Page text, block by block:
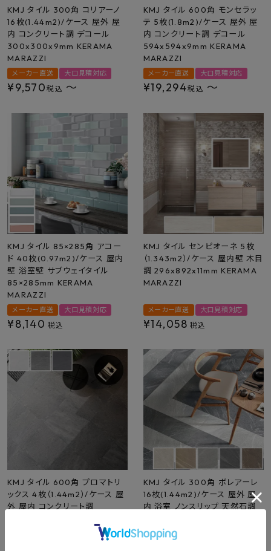
KMJ タイル 300角 コリアーノ
16枚(1.44m2)/ケース 屋外 屋
内 コンクリート調 デコール
300x300x9mm KERAMA
MARAZZI
メーカー直送 大口見積対応
¥9,570 税込 〜
KMJ タイル 600角 モンセラッ
テ 5枚(1.8m2)/ケース 屋外 屋
内 コンクリート調 デコール
594x594x9mm KERAMA
MARAZZI
メーカー直送 大口見積対応
¥19,294税込 〜
KMJ タイル 85×285角 アコー
ド 40枚(0.97m2)/ケース 屋内
壁 浴室壁 サブウェイタイル
85×285mm KERAMA
MARAZZI
メーカー直送 大口見積対応
¥8,140 税込
KMJ タイル センピオーネ 5枚
（1.343m2）/ケース 屋内壁 木目
調 296x892x11mm KERAMA
MARAZZI
メーカー直送 大口見積対応
¥14,058 税込
KMJ タイル 600角 プロマトリ
ックス 4枚（1.44m2）/ケース 屋
外 屋内 コンクリート調
KMJ タイル 300角 ボレアーレ
16枚(1.44m2)/ケース 屋外 屋
内 浴室 ノンスリップ 天然石調
MARAZZI